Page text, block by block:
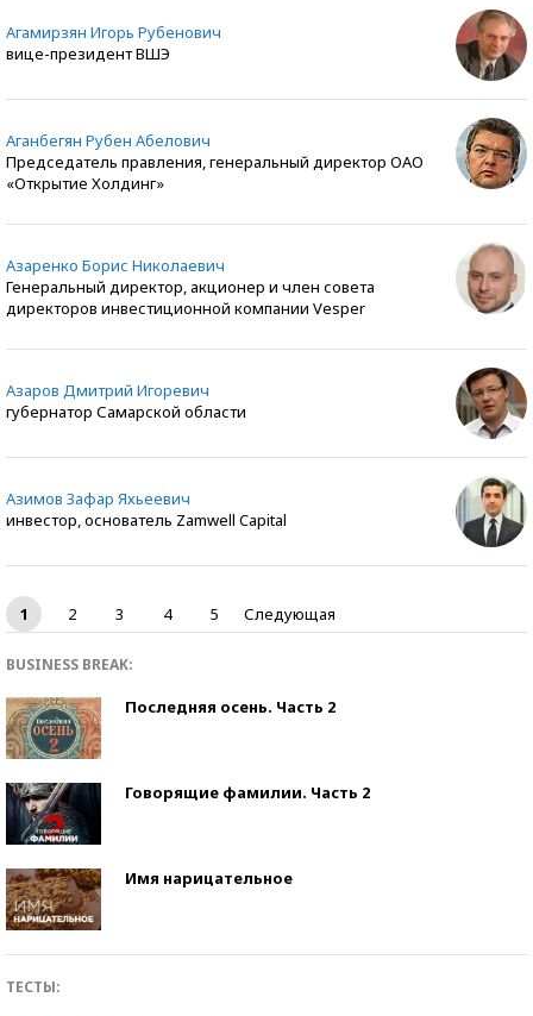
Агамирзян Игорь Рубенович
вице-президент ВШЭ
Аганбегян Рубен Абелович
Председатель правления, генеральный директор ОАО
«Открытие Холдинг»
Азаренко Борис Николаевич
Генеральный директор, акционер и член совета
директоров инвестиционной компании Vesper
Азаров Дмитрий Игоревич
губернатор Самарской области
Азимов Зафар Яхьеевич
инвестор, основатель Zamwell Capital
1 2 3 4 5 Следующая
BUSINESS BREAK:
Последняя осень. Часть 2
Говорящие фамилии. Часть 2
Имя нарицательное
ТЕСТЫ: